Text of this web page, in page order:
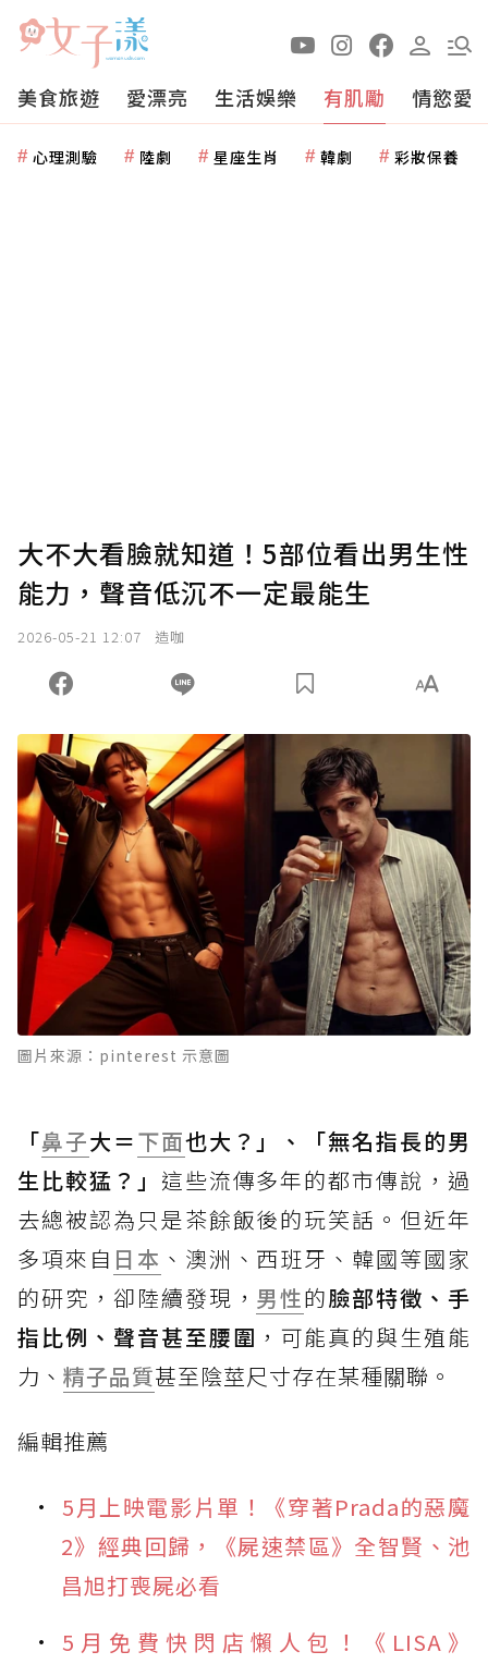
美食旅遊 愛漂亮 生活娛樂 有肌勵 情慾愛
心理測驗 陸劇 星座生肖 韓劇 彩妝保養
大不大看臉就知道！5部位看出男生性
能力，聲音低沉不一定最能生
2026-05-21 12:07 造咖
圖片來源：pinterest 示意圖
「鼻子大＝下面也大？」、「無名指長的男
生比較猛？」 這些流傳多年的都市傳說，過
去總被認為只是茶餘飯後的玩笑話。但近年
多項來自 日本 、澳洲、西班牙、韓國等國家
的研究，卻陸續發現， 男性的臉部特徵、手
指比例、聲音甚至腰圍 ，可能真的與生殖能
力、 精子品質甚至陰莖尺寸存在某種關聯。
編輯推薦
5月上映電影片單！《穿著Prada的惡魔
2》經典回歸，《屍速禁區》全智賢、池
昌旭打喪屍必看
5月免費快閃店懶人包！《LISA》